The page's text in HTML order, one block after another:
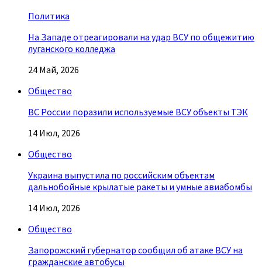
Политика
На Западе отреагировали на удар ВСУ по общежитию
луганского колледжа
24 Май, 2026
Общество
ВС России поразили используемые ВСУ объекты ТЭК
14 Июл, 2026
Общество
Украина выпустила по российским объектам
дальнобойные крылатые ракеты и умные авиабомбы
14 Июл, 2026
Общество
Запорожский губернатор сообщил об атаке ВСУ на
гражданские автобусы